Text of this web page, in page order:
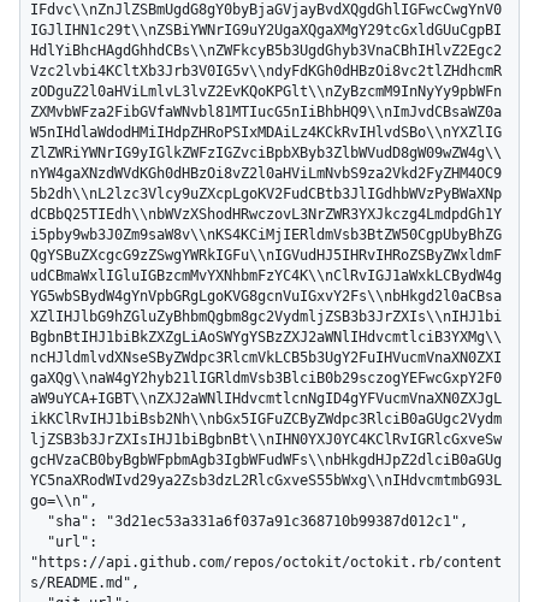
IFdvc\\nZnJlZSBmUgdG8gY0byBjaGVjayBvdXQgdGhlIGFwcCwgYnV0
IGJlIHN1c29t\\nZSBiYWNrIG9uY2UgaXQgaXMgY29tcGxldGUuCgpBI
HdlYiBhcHAgdGhhdCBs\\nZWFkcyB5b3UgdGhyb3VnaCBhIHlvZ2Egc2
Vzc2lvbi4KCltXb3Jrb3V0IG5v\\ndyFdKGh0dHBzOi8vc2tlZHdhcmR
zODguZ2l0aHViLmlvL3lvZ2EvKQoKPGlt\\nZyBzcmM9InNyYy9pbWFn
ZXMvbWFza2FibGVfaWNvbl81MTIucG5nIiBhbHQ9\\nImJvdCBsaWZ0a
W5nIHdlaWdodHMiIHdpZHRoPSIxMDAiLz4KCkRvIHlvdSBo\\nYXZlIG
ZlZWRiYWNrIG9yIGlkZWFzIGZvciBpbXByb3ZlbWVudD8gW09wZW4g\\
nYW4gaXNzdWVdKGh0dHBzOi8vZ2l0aHViLmNvbS9za2Vkd2FyZHM4OC9
5b2dh\\nL2lzc3Vlcy9uZXcpLgoKV2FudCBtb3JlIGdhbWVzPyBWaXNp
dCBbQ25TIEdh\\nbWVzXShodHRwczovL3NrZWR3YXJkczg4LmdpdGh1Y
i5pby9wb3J0Zm9saW8v\\nKS4KCiMjIERldmVsb3BtZW50CgpUbyBhZG
QgYSBuZXcgcG9zZSwgYWRkIGFu\\nIGVudHJ5IHRvIHRoZSByZWxldmF
udCBmaWxlIGluIGBzcmMvYXNhbmFzYC4K\\nClRvIGJ1aWxkLCBydW4g
YG5wbSBydW4gYnVpbGRgLgoKVG8gcnVuIGxvY2Fs\\nbHkgd2l0aCBsa
XZlIHJlbG9hZGluZyBhbmQgbm8gc2VydmljZSB3b3JrZXIs\\nIHJ1bi
BgbnBtIHJ1biBkZXZgLiAoSWYgYSBzZXJ2aWNlIHdvcmtlciB3YXMg\\
ncHJldmlvdXNseSByZWdpc3RlcmVkLCB5b3UgY2FuIHVucmVnaXN0ZXI
gaXQg\\naW4gY2hyb21lIGRldmVsb3BlciB0b29sczogYEFwcGxpY2F0
aW9uYCA+IGBT\\nZXJ2aWNlIHdvcmtlcnNgID4gYFVucmVnaXN0ZXJgL
ikKClRvIHJ1biBsb2Nh\\nbGx5IGFuZCByZWdpc3RlciB0aGUgc2Vydm
ljZSB3b3JrZXIsIHJ1biBgbnBt\\nIHN0YXJ0YC4KClRvIGRlcGxveSw
gcHVzaCB0byBgbWFpbmAgb3IgbWFudWFs\\nbHkgdHJpZ2dlciB0aGUg
YC5naXRodWIvd29ya2Zsb3dzL2RlcGxveS55bWxg\\nIHdvcmtmbG93L
go=\\n",
"https://api.github.com/repos/octokit/octokit.rb/content
s/README.md",